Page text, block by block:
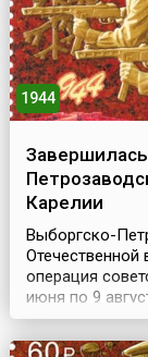
1944
Карелии
Выборгско-
Отечественной
операция
июня по 9
операцией
заключалась в